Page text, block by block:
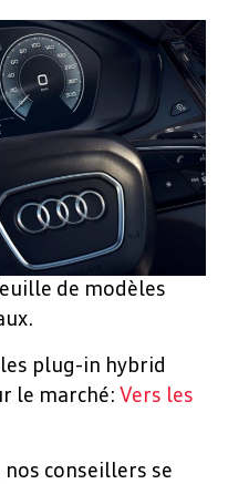
de modèles
plug-in hybrid
le marché: Vers les
conseillers se